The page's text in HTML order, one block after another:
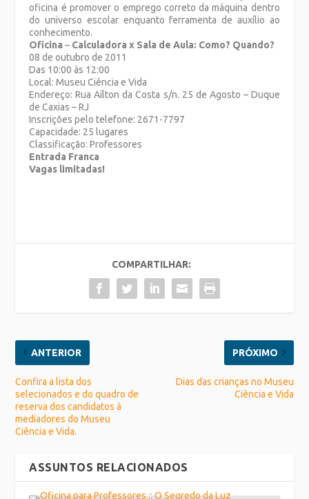
oficina é promover o emprego correto da máquina dentro
do universo escolar enquanto ferramenta de auxílio ao
conhecimento.
Oficina – Calculadora x Sala de Aula: Como? Quando?
08 de outubro de 2011
Das 10:00 às 12:00
Local: Museu Ciência e Vida
Endereço: Rua Aílton da Costa s/n. 25 de Agosto – Duque
de Caxias – RJ
Inscrições pelo telefone: 2671-7797
Capacidade: 25 lugares
Classificação: Professores
Entrada Franca
Vagas limitadas!
COMPARTILHAR:
ANTERIOR
Confira a lista dos
selecionados e do quadro de
reserva dos candidatos à
mediadores do Museu
Ciência e Vida.
PRÓXIMO
Dias das crianças no Museu
Ciência e Vida
ASSUNTOS RELACIONADOS